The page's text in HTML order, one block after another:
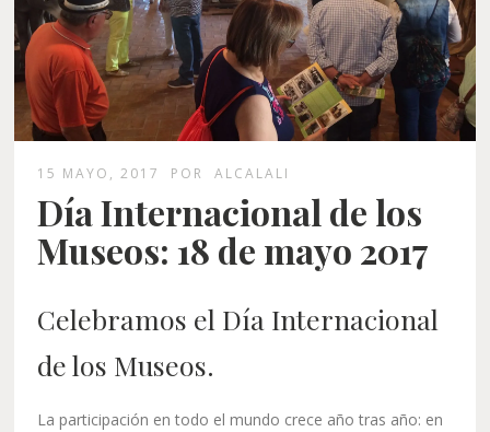
15 MAYO, 2017 POR ALCALALI
Día Internacional de los
Museos: 18 de mayo 2017
Celebramos el Día Internacional
de los Museos.
La participación en todo el mundo crece año tras año: en